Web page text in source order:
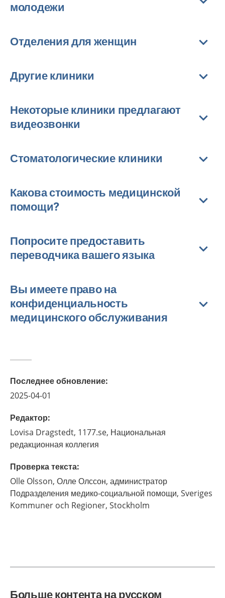
молодежи
Отделения для женщин
Другие клиники
Некоторые клиники предлагают
видеозвонки
Стоматологические клиники
Какова стоимость медицинской
помощи?
Попросите предоставить
переводчика вашего языка
Вы имеете право на
конфиденциальность
медицинского обслуживания
Последнее обновление:
2025-04-01
Редактор:
Lovisa Dragstedt, 1177.se, Национальная
редакционная коллегия
Проверка текста:
Olle Olsson, Олле Олссон, администратор
Подразделения медико-социальной помощи, Sveriges
Kommuner och Regioner, Stockholm
Больше контента на русском